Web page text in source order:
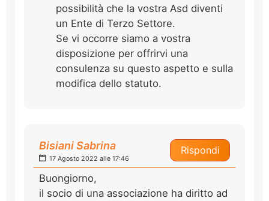
possibilità che la vostra Asd diventi
un Ente di Terzo Settore.
Se vi occorre siamo a vostra
disposizione per offrirvi una
consulenza su questo aspetto e sulla
modifica dello statuto.
Rispondi
Bisiani Sabrina
17 Agosto 2022 alle 17:46
Buongiorno,
il socio di una associazione ha diritto ad